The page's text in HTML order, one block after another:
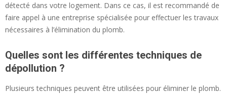
détecté dans votre logement. Dans ce cas, il est recommandé de
faire appel à une entreprise spécialisée pour effectuer les travaux
nécessaires à l’élimination du plomb.
Quelles sont les différentes techniques de
dépollution ?
Plusieurs techniques peuvent être utilisées pour éliminer le plomb.